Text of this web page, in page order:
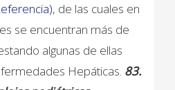
, de las cuales en
se encuentran más de
algunas de ellas
Hepáticas. 83.